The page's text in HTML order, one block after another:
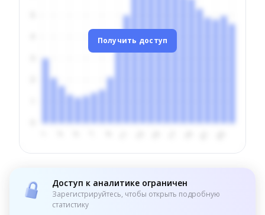
Получить доступ
Доступ к аналитике ограничен
Зарегистрируйтесь, чтобы открыть подробную
статистику